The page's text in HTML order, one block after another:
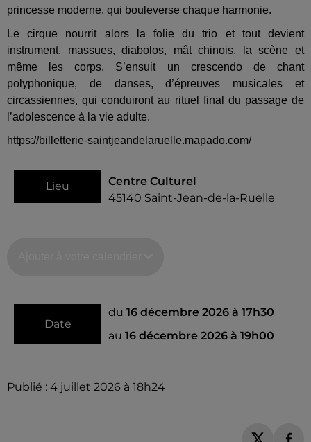
princesse moderne, qui bouleverse chaque harmonie.
Le cirque nourrit alors la folie du trio et tout devient
instrument, massues, diabolos, mât chinois, la scène et
même les corps. S’ensuit un crescendo de chant
polyphonique, de danses, d’épreuves musicales et
circassiennes, qui conduiront au rituel final du passage de
l’adolescence à la vie adulte.
https://billetterie-saintjeandelaruelle.mapado.com/
Lieu
Centre Culturel
45140 Saint-Jean-de-la-Ruelle
Date
du 16 décembre 2026 à 17h30
au 16 décembre 2026 à 19h00
Publié : 4 juillet 2026 à 18h24